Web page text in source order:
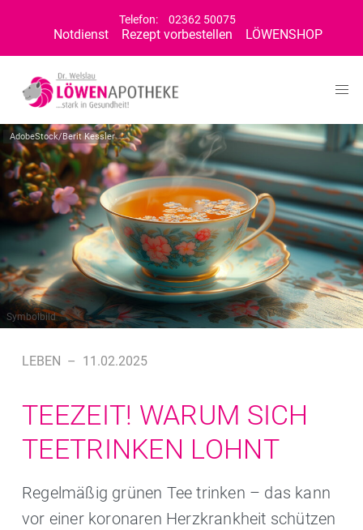
Telefon: 02362 50075
Notdienst Rezept vorbestellen LÖWENSHOP
AdobeStock/Berit Kessler
Symbolbild
LEBEN – 11.02.2025
TEEZEIT! WARUM SICH
TEETRINKEN LOHNT
Regelmäßig grünen Tee trinken – das kann
vor einer koronaren Herzkrankheit schützen